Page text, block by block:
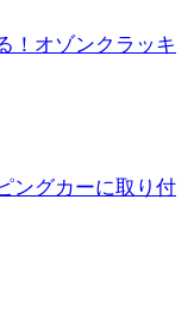
！オゾンクラッキ
ングカーに取り付